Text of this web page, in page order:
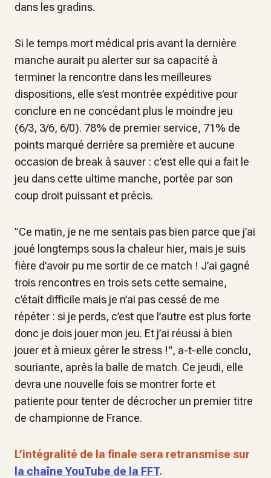
dans les gradins.
Si le temps mort médical pris avant la dernière
manche aurait pu alerter sur sa capacité à
terminer la rencontre dans les meilleures
dispositions, elle s’est montrée expéditive pour
conclure en ne concédant plus le moindre jeu
(6/3, 3/6, 6/0). 78% de premier service, 71% de
points marqué derrière sa première et aucune
occasion de break à sauver : c’est elle qui a fait le
jeu dans cette ultime manche, portée par son
coup droit puissant et précis.
"Ce matin, je ne me sentais pas bien parce que j’ai
joué longtemps sous la chaleur hier, mais je suis
fière d’avoir pu me sortir de ce match ! J’ai gagné
trois rencontres en trois sets cette semaine,
c’était difficile mais je n’ai pas cessé de me
répéter : si je perds, c’est que l’autre est plus forte
donc je dois jouer mon jeu. Et j’ai réussi à bien
jouer et à mieux gérer le stress !", a-t-elle conclu,
souriante, après la balle de match. Ce jeudi, elle
devra une nouvelle fois se montrer forte et
patiente pour tenter de décrocher un premier titre
de championne de France.
L’intégralité de la finale sera retransmise sur
la chaîne YouTube de la FFT.